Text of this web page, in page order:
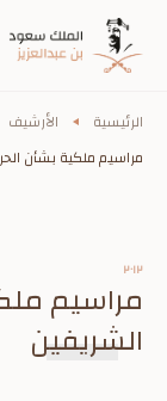
الرئيسية الأرشيف
مراسيم ملكية بشأن
٢٠١٢
مراسيم
الشريفين